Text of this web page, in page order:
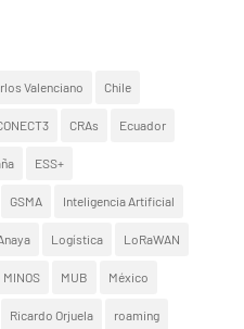
Valenciano Chile
CRAs Ecuador
ESS+
GSMA Inteligencia Artificial
Logística LoRaWAN
MINOS MUB México
Ricardo Orjuela roaming